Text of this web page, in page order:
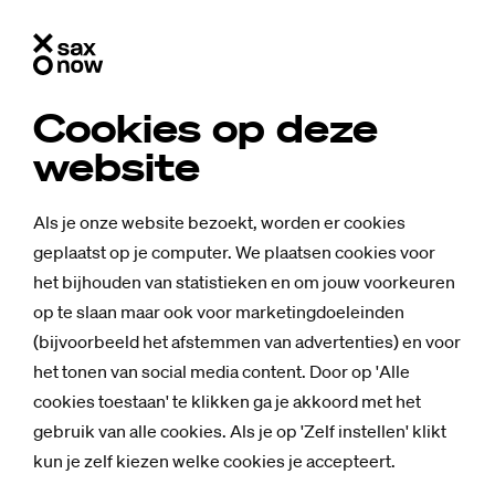
Cookies op deze
website
Als je onze website bezoekt, worden er cookies
geplaatst op je computer. We plaatsen cookies voor
het bijhouden van statistieken en om jouw voorkeuren
op te slaan maar ook voor marketingdoeleinden
(bijvoorbeeld het afstemmen van advertenties) en voor
het tonen van social media content. Door op 'Alle
cookies toestaan' te klikken ga je akkoord met het
gebruik van alle cookies. Als je op 'Zelf instellen' klikt
kun je zelf kiezen welke cookies je accepteert.
Nieuws